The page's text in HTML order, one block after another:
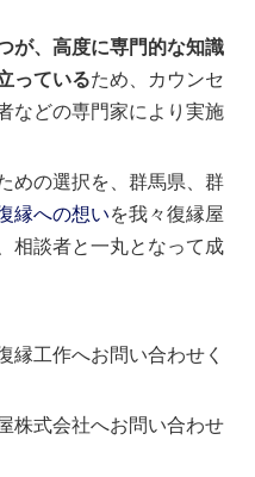
が、高度に専門的な知識
っているため、カウンセ
などの専門家により実施
めの選択を、群馬県、群
縁への想いを我々復縁屋
相談者と一丸となって成
縁工作へお問い合わせく
株式会社へお問い合わせ